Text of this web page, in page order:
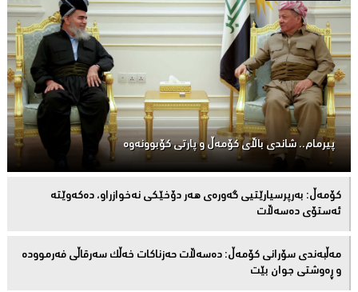
پیرمام.. شاندی باڵای كۆمه‌ڵ و پارتی كۆبوونه‌وه‌
كۆمەڵ: بەرپرسیارێتیی گەورەی هەر دۆخێکی نەخوازراو، دەكەوێتە
ئەستۆی دەسەڵات
مەڵبەندى سۆرانى کۆمەڵ: دەسەڵات حەزناکات خەڵک سەرقاڵى فەرموودە
و ڕەوشتى جوان بێت